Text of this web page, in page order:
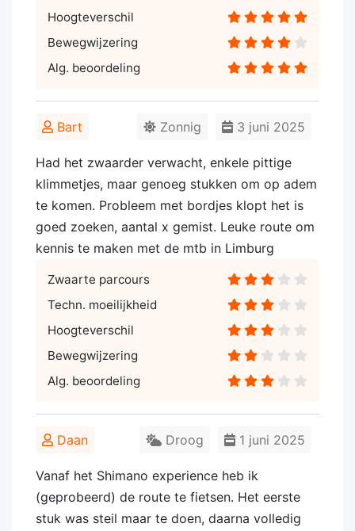
Hoogteverschil
Bewegwijzering
Alg. beoordeling
Bart 3 juni 2025
Zonnig
Had het zwaarder verwacht, enkele pittige
klimmetjes, maar genoeg stukken om op adem
te komen. Probleem met bordjes klopt het is
goed zoeken, aantal x gemist. Leuke route om
kennis te maken met de mtb in Limburg
Zwaarte parcours
Techn. moeilijkheid
Hoogteverschil
Bewegwijzering
Alg. beoordeling
Daan 1 juni 2025
Droog
Vanaf het Shimano experience heb ik
(geprobeerd) de route te fietsen. Het eerste
stuk was steil maar te doen, daarna volledig